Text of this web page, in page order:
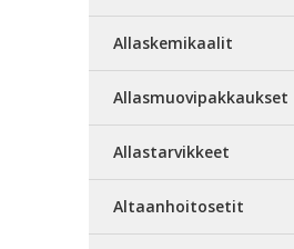
Allaskemikaalit
Allasmuovipakkaukset
Allastarvikkeet
Altaanhoitosetit